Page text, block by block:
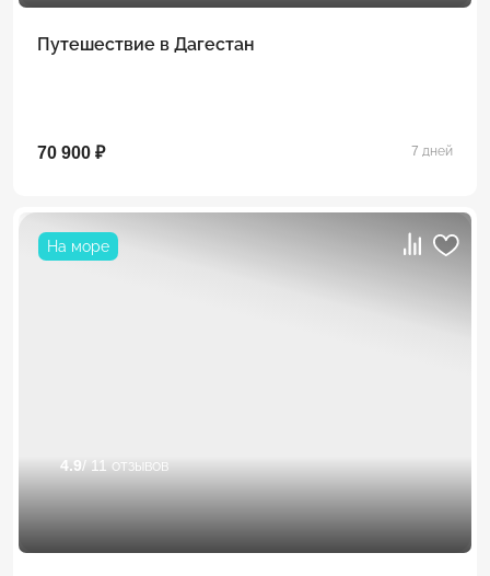
Путешествие в Дагестан
70 900 ₽ 7 дней
На море
4.9 / 11 отзывов